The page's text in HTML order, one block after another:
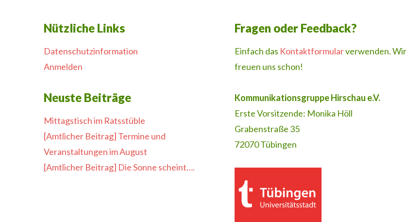
Nützliche Links
Datenschutzinformation
Anmelden
Neuste Beiträge
Mittagstisch im Ratsstüble
[Amtlicher Beitrag] Termine und
Veranstaltungen im August
[Amtlicher Beitrag] Die Sonne scheint….
Fragen oder Feedback?
Einfach das Kontaktformularverwenden. Wir
freuen uns schon!
Kommunikationsgruppe Hirschau e.V.
Erste Vorsitzende: Monika Höll
Grabenstraße 35
72070 Tübingen